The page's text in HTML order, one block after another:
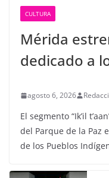
CULTURA
Mérida
dedicado a
agosto 6, 2026
El segmento “Ik’il
del Parque de la Paz
de los Pueblos